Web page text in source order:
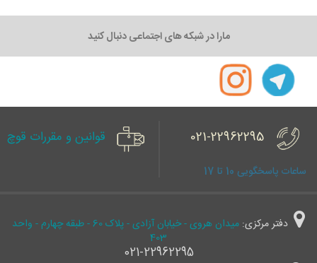
مارا در شبکه های اجتماعی دنبال کنید
021-22962295
ساعات پاسخگویی 10 تا 17
قوانین و مقررات قوچ
دفتر مرکزی:
میدان هروی - خیابان آزادی - پلاک 60 - طبقه چهارم - واحد
403
021-22962295